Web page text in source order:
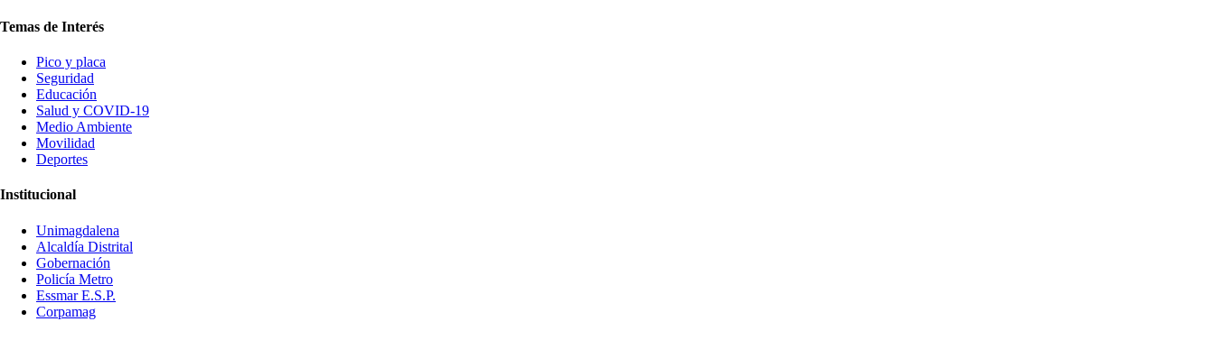
Temas de Interés
Pico y placa
Seguridad
Educación
Salud y COVID-19
Medio Ambiente
Movilidad
Deportes
Institucional
Unimagdalena
Alcaldía Distrital
Gobernación
Policía Metro
Essmar E.S.P.
Corpamag